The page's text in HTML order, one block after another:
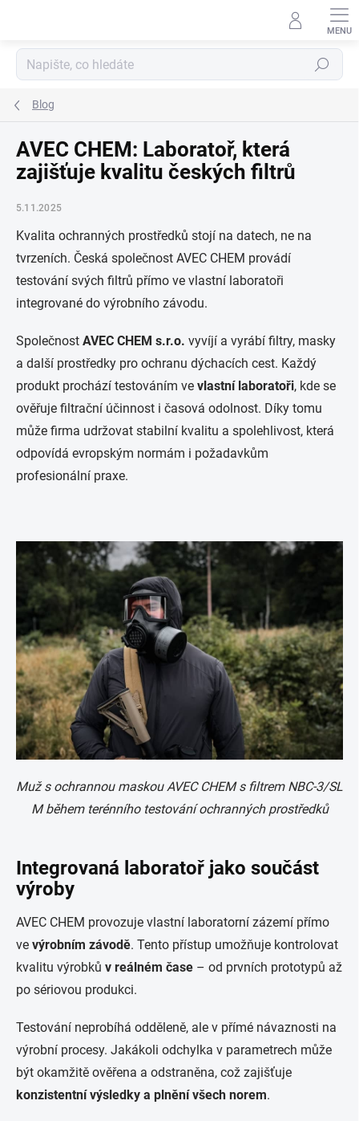
Hledat
Blog
AVEC CHEM: Laboratoř, která
zajišťuje kvalitu českých filtrů
5.11.2025
Kvalita ochranných prostředků stojí na datech, ne na
tvrzeních. Česká společnost AVEC CHEM provádí
testování svých filtrů přímo ve vlastní laboratoři
integrované do výrobního závodu.
Společnost AVEC CHEM s.r.o. vyvíjí a vyrábí filtry, masky
a další prostředky pro ochranu dýchacích cest. Každý
produkt prochází testováním ve vlastní laboratoři, kde se
ověřuje filtrační účinnost i časová odolnost. Díky tomu
může firma udržovat stabilní kvalitu a spolehlivost, která
odpovídá evropským normám i požadavkům
profesionální praxe.
Muž s ochrannou maskou AVEC CHEM s filtrem NBC-3/SL
M během terénního testování ochranných prostředků
Integrovaná laboratoř jako součást
výroby
AVEC CHEM provozuje vlastní laboratorní zázemí přímo
ve výrobním závodě. Tento přístup umožňuje kontrolovat
kvalitu výrobků v reálném čase – od prvních prototypů až
po sériovou produkci.
Testování neprobíhá odděleně, ale v přímé návaznosti na
výrobní procesy. Jakákoli odchylka v parametrech může
být okamžitě ověřena a odstraněna, což zajišťuje
konzistentní výsledky a plnění všech norem.